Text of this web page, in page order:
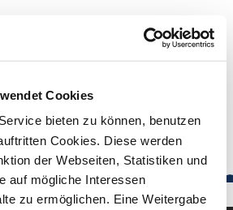
Cookies
bieten zu können, benutzen
Cookies. Diese werden
der Webseiten, Statistiken und
auf mögliche Interessen
zu ermöglichen. Eine Weitergabe
20